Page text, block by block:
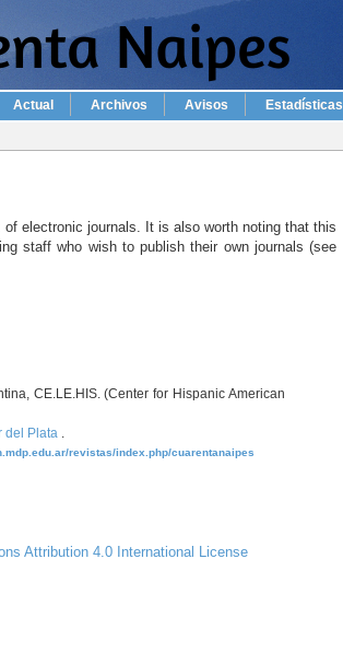
Actual Archivos Avisos Estadísticas
of electronic journals. It is also worth noting that this
staff who wish to publish their own journals (see
CE.LE.HIS. (Center for Hispanic American
del Plata
revistas/index.php/cuarentanaipes
Attribution 4.0 International License